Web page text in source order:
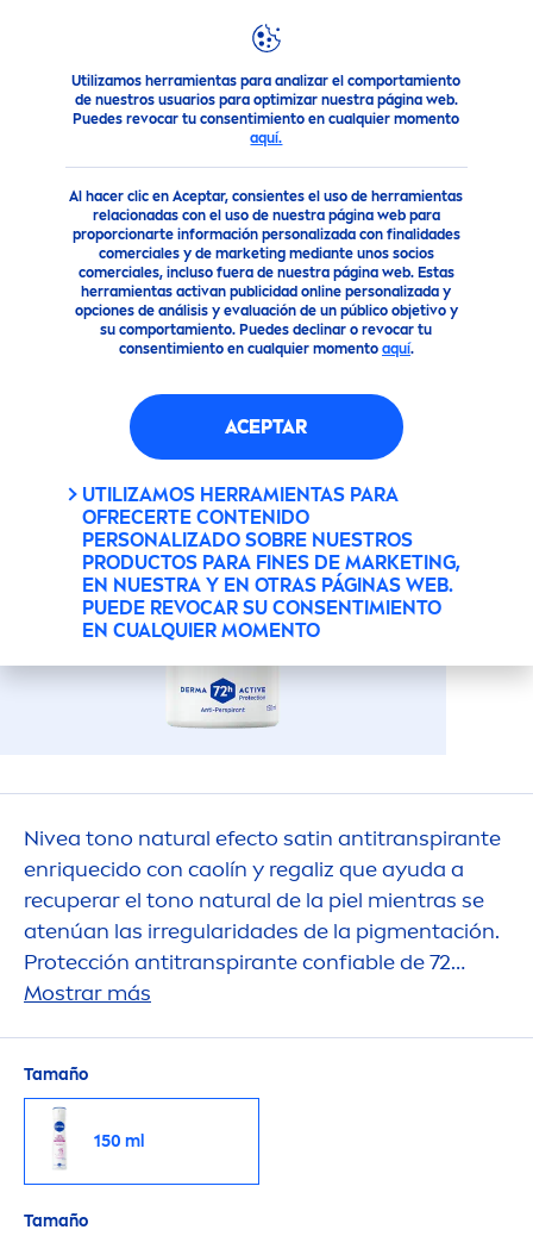
Utilizamos herramientas para analizar el comportamiento
de nuestros usuarios para optimizar nuestra página web.
Puedes revocar tu consentimiento en cualquier momento
aquí.
Al hacer clic en Aceptar, consientes el uso de herramientas
relacionadas con el uso de nuestra página web para
proporcionarte información personalizada con finalidades
comerciales y de marketing mediante unos socios
comerciales, incluso fuera de nuestra página web. Estas
herramientas activan publicidad online personalizada y
opciones de análisis y evaluación de un público objetivo y
su comportamiento. Puedes declinar o revocar tu
consentimiento en cualquier momento aquí.
ACEPTAR
UTILIZAMOS HERRAMIENTAS PARA
OFRECERTE CONTENIDO
PERSONALIZADO SOBRE NUESTROS
PRODUCTOS PARA FINES DE MARKETING,
EN NUESTRA Y EN OTRAS PÁGINAS WEB.
PUEDE REVOCAR SU CONSENTIMIENTO
EN CUALQUIER MOMENTO
Productos Cuidado Corporal Línea de desodorantes
ANTITRANSPIRANTE
ACLARADO EFECTO SATIN EN
SPRAY
Nivea tono natural efecto satin antitranspirante
enriquecido con caolín y regaliz que ayuda a
recuperar el tono natural de la piel mientras se
atenúan las irregularidades de la pigmentación.
Protección antitranspirante confiable de 72
horas que cuida tu piel.
Mostrar más
Tamaño
150 ml
Tamaño